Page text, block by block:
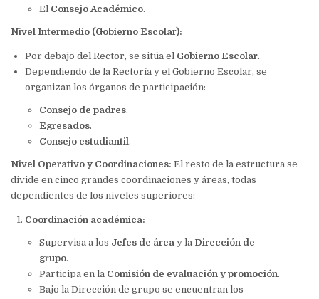
El Consejo Académico.
Nivel Intermedio (Gobierno Escolar):
Por debajo del Rector, se sitúa el Gobierno Escolar.
Dependiendo de la Rectoría y el Gobierno Escolar, se
organizan los órganos de participación:
Consejo de padres.
Egresados.
Consejo estudiantil.
Nivel Operativo y Coordinaciones: El resto de la estructura se
divide en cinco grandes coordinaciones y áreas, todas
dependientes de los niveles superiores:
Coordinación académica:
Supervisa a los Jefes de área y la Dirección de
grupo.
Participa en la Comisión de evaluación y promoción.
Bajo la Dirección de grupo se encuentran los